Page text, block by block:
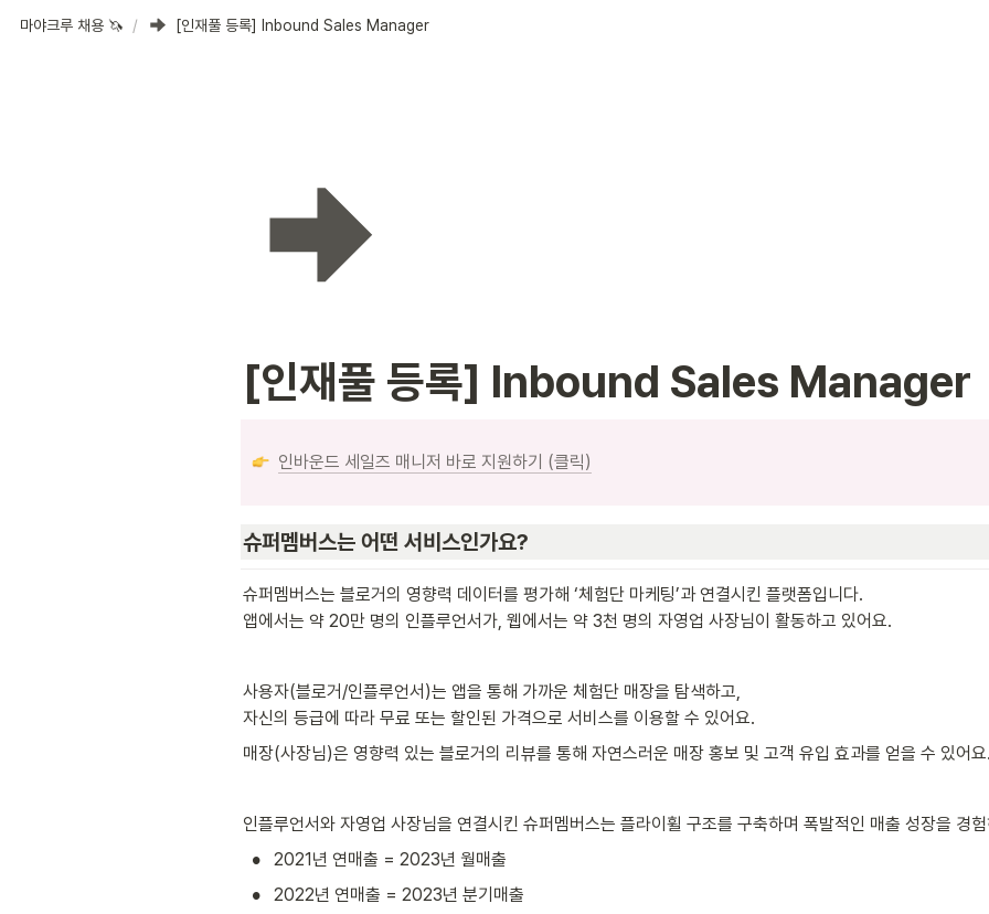
마야크루 채용 🦄 / [인재풀 등록] Inbound Sales Manager
[인재풀 등록] Inbound Sales Manager
인바운드 세일즈 매니저 바로 지원하기 (클릭)
슈퍼멤버스는 어떤 서비스인가요?
슈퍼멤버스는 블로거의 영향력 데이터를 평가해 ‘체험단 마케팅’과 연결시킨 플랫폼입니다.
앱에서는 약 20만 명의 인플루언서가, 웹에서는 약 3천 명의 자영업 사장님이 활동하고 있어요.
사용자(블로거/인플루언서)는 앱을 통해 가까운 체험단 매장을 탐색하고,
자신의 등급에 따라 무료 또는 할인된 가격으로 서비스를 이용할 수 있어요.
매장(사장님)은 영향력 있는 블로거의 리뷰를 통해 자연스러운 매장 홍보 및 고객 유입 효과를 얻을 수 있어
인플루언서와 자영업 사장님을 연결시킨 슈퍼멤버스는 플라이휠 구조를 구축하며 폭발적인 매출 성장을 경
• 2021년 연매출 = 2023년 월매출
• 2022년 연매출 = 2023년 분기매출